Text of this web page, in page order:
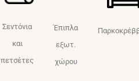
Σεντόνια
και
πετσέτες
Έπιπλα
εξωτ.
χώρου